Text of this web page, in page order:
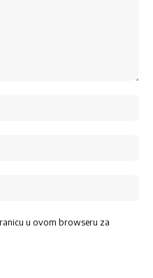
u ovom browseru za